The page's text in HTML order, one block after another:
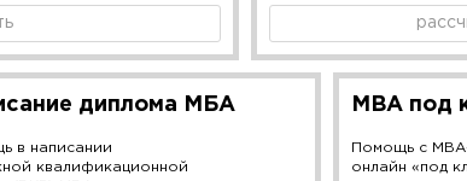
диплома МБА
в написании
квалификационной
MBA под
Помощь с
онлайн «под